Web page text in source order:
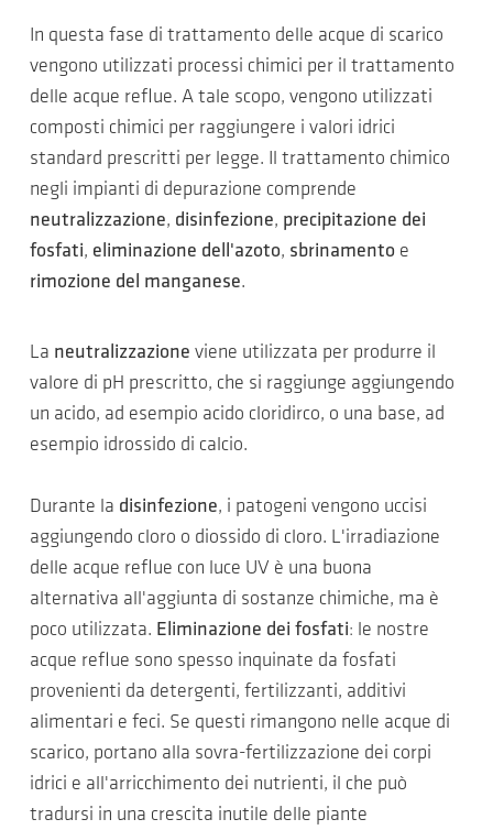
In questa fase di trattamento delle acque di scarico
vengono utilizzati processi chimici per il trattamento
delle acque reflue. A tale scopo, vengono utilizzati
composti chimici per raggiungere i valori idrici
standard prescritti per legge. Il trattamento chimico
negli impianti di depurazione comprende
neutralizzazione, disinfezione, precipitazione dei
fosfati, eliminazione dell'azoto, sbrinamento e
rimozione del manganese.
La neutralizzazione viene utilizzata per produrre il
valore di pH prescritto, che si raggiunge aggiungendo
un acido, ad esempio acido cloridirco, o una base, ad
esempio idrossido di calcio.
Durante la disinfezione, i patogeni vengono uccisi
aggiungendo cloro o diossido di cloro. L'irradiazione
delle acque reflue con luce UV è una buona
alternativa all'aggiunta di sostanze chimiche, ma è
poco utilizzata. Eliminazione dei fosfati: le nostre
acque reflue sono spesso inquinate da fosfati
provenienti da detergenti, fertilizzanti, additivi
alimentari e feci. Se questi rimangono nelle acque di
scarico, portano alla sovra-fertilizzazione dei corpi
idrici e all'arricchimento dei nutrienti, il che può
tradursi in una crescita inutile delle piante